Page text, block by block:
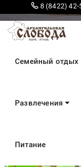
8 (8422) 42-
Семейный отдых
Развлечения
Питание